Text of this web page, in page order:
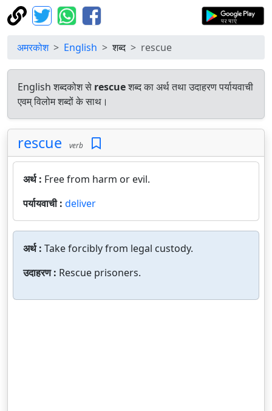
अमरकोश English शब्द rescue
English शब्दकोश से rescueशब्द का अर्थ तथा उदाहरण पर्यायवाची
एवम् विलोम शब्दों के साथ।
rescue verb
अर्थ : Free from harm or evil.
पर्यायवाची : deliver
अर्थ : Take forcibly from legal custody.
उदाहरण : Rescue prisoners.